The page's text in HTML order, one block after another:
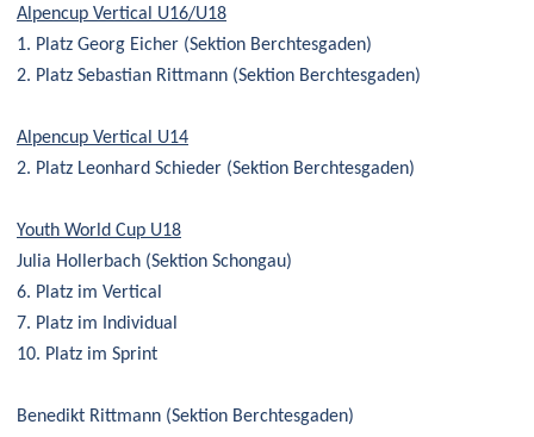
Alpencup Vertical U16/U18
1. Platz Georg Eicher (Sektion Berchtesgaden)
2. Platz Sebastian Rittmann (Sektion Berchtesgaden)
Alpencup Vertical U14
2. Platz Leonhard Schieder (Sektion Berchtesgaden)
Youth World Cup U18
Julia Hollerbach (Sektion Schongau)
6. Platz im Vertical
7. Platz im Individual
10. Platz im Sprint
Benedikt Rittmann (Sektion Berchtesgaden)